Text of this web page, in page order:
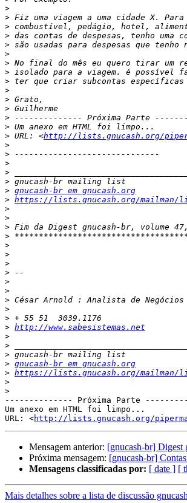
>
>
>
>
>
>
>
>
>
>
>
>
>
>
> URL: <http://lists.gnucash.org/
>
>
>
>
>
> gnucash-br em gnucash.org
> https://lists.gnucash.org/mailman/
>
>
>
>
>
>
>
>
>
>
>
>
>
> http://www.sabesistemas.net
>
>
>
> gnucash-br em gnucash.org
> https://lists.gnucash.org/mailman/
>
>
-------------- Próxima Parte
Um anexo em HTML foi limpo...
URL: <http://lists.gnucash.org/
Mensagem anterior: [gnucash-br] Digest
Próxima mensagem: [gnucash-br]
Mensagens classificadas por: [ date ] [
Mais detalhes sobre a lista de discussão